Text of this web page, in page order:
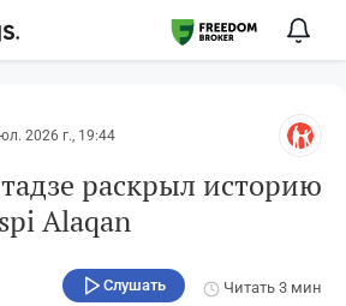
2026 г., 19:44
раскрыл историю
Alaqan
Слушать Читать 3 мин